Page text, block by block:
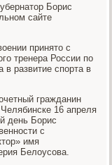
Борис
сайте
принято с
тренера России по
в развитие спорта в
гражданин
16 апреля
день Борис
с
имя
Белоусова.